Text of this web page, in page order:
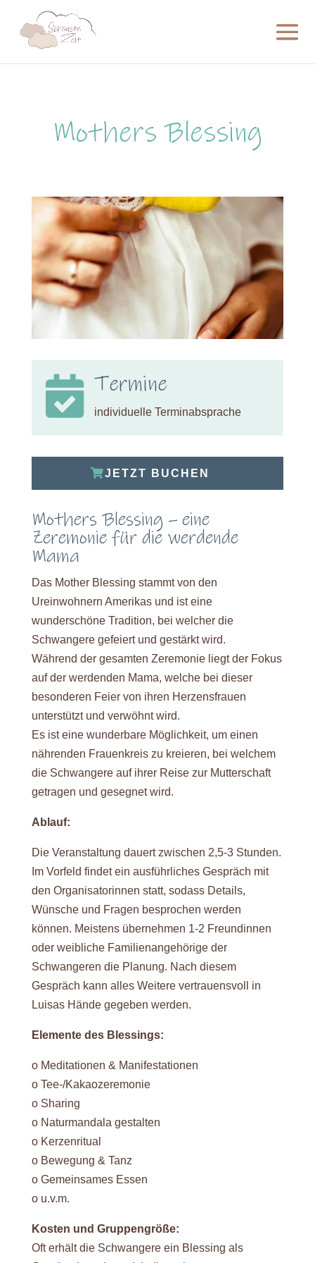
Mothers Blessing
 Termine
individuelle Terminabsprache
JETZT BUCHEN
Mothers Blessing – eine
Zeremonie für die werdende
Mama
Das Mother Blessing stammt von den
Ureinwohnern Amerikas und ist eine
wunderschöne Tradition, bei welcher die
Schwangere gefeiert und gestärkt wird.
Während der gesamten Zeremonie liegt der Fokus
auf der werdenden Mama, welche bei dieser
besonderen Feier von ihren Herzensfrauen
unterstützt und verwöhnt wird.
Es ist eine wunderbare Möglichkeit, um einen
nährenden Frauenkreis zu kreieren, bei welchem
die Schwangere auf ihrer Reise zur Mutterschaft
getragen und gesegnet wird.
Ablauf:
Die Veranstaltung dauert zwischen 2,5-3 Stunden.
Im Vorfeld findet ein ausführliches Gespräch mit
den Organisatorinnen statt, sodass Details,
Wünsche und Fragen besprochen werden
können. Meistens übernehmen 1-2 Freundinnen
oder weibliche Familienangehörige der
Schwangeren die Planung. Nach diesem
Gespräch kann alles Weitere vertrauensvoll in
Luisas Hände gegeben werden.
Elemente des Blessings:
o Meditationen & Manifestationen
o Tee-/Kakaozeremonie
o Sharing
o Naturmandala gestalten
o Kerzenritual
o Bewegung & Tanz
o Gemeinsames Essen
o u.v.m.
Kosten und Gruppengröße:
Oft erhält die Schwangere ein Blessing als